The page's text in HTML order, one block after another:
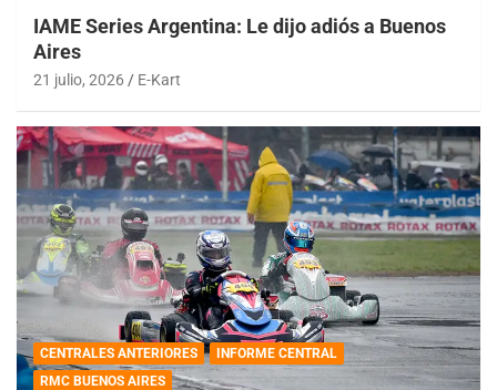
IAME Series Argentina: Le dijo adiós a Buenos
Aires
21 julio, 2026 E-Kart
CENTRALES ANTERIORES
INFORME CENTRAL
RMC BUENOS AIRES